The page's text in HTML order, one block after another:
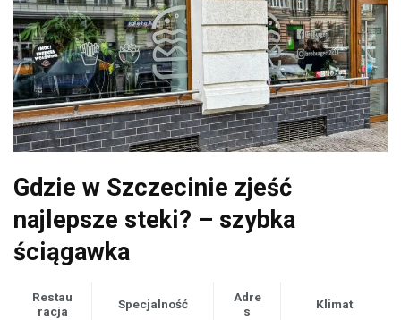
Gdzie w Szczecinie zjeść
najlepsze steki? – szybka
ściągawka
Restau
racja
Specjalność
Adre
s
Klimat